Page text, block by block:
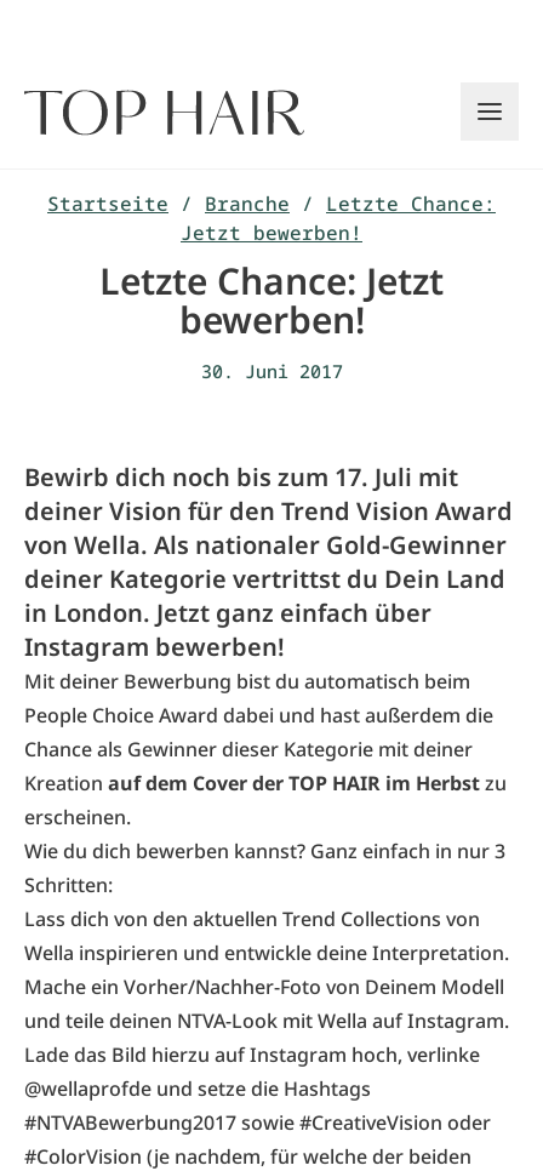
Startseite / Branche / Letzte Chance:
Jetzt bewerben!
Letzte Chance: Jetzt
bewerben!
30. Juni 2017
Bewirb dich noch bis zum 17. Juli mit
deiner Vision für den Trend Vision Award
von Wella. Als nationaler Gold-Gewinner
deiner Kategorie vertrittst du Dein Land
in London. Jetzt ganz einfach über
Instagram bewerben!
Mit deiner Bewerbung bist du automatisch beim
People Choice Award dabei und hast außerdem die
Chance als Gewinner dieser Kategorie mit deiner
Kreation auf dem Cover der TOP HAIR im Herbstzu
erscheinen.
Wie du dich bewerben kannst? Ganz einfach in nur 3
Schritten:
Lass dich von den aktuellen Trend Collections von
Wella inspirieren und entwickle deine Interpretation.
Mache ein Vorher/Nachher-Foto von Deinem Modell
und teile deinen NTVA-Look mit Wella auf Instagram.
Lade das Bild hierzu auf Instagram hoch, verlinke
@wellaprofde und setze die Hashtags
#NTVABewerbung2017 sowie #CreativeVision oder
#ColorVision (je nachdem, für welche der beiden